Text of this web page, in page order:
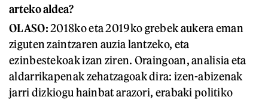
arteko aldea?
OLASO:2018ko eta 2019ko grebek aukera eman
ziguten zaintzaren auzia lantzeko, eta
ezinbestekoak izan ziren. Oraingoan, analisia eta
aldarrikapenak zehatzagoak dira: izen-abizenak
jarri dizkiogu hainbat arazori, erabaki politiko